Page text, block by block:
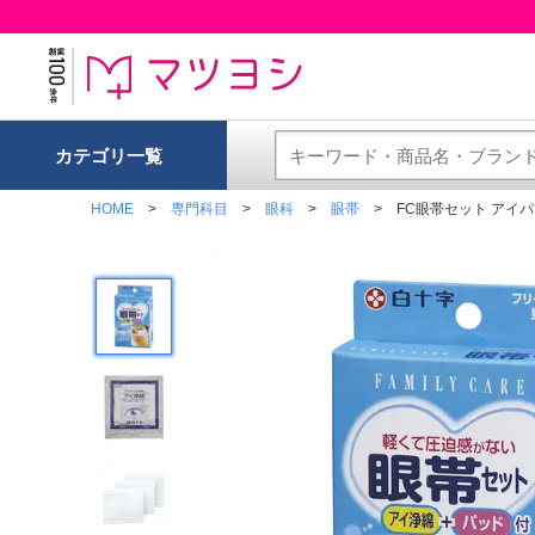
カテゴリ一覧
HOME 専門科目 眼科 眼帯 FC眼帯セット アイ